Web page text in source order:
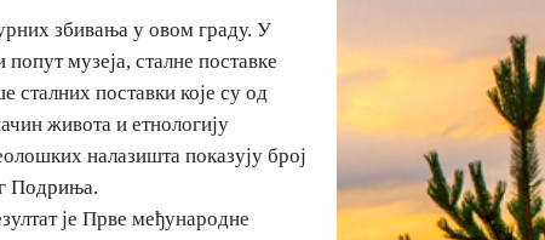
збивања у овом граду. У
музеја, сталне поставке
сталних поставки које су од
живота и етнологију
налазишта показују број
Подриња.
је Прве међународне